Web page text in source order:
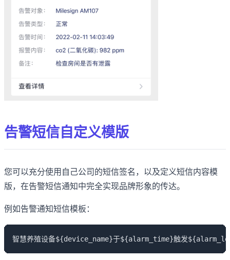
告警短信自定义模版
您可以充分使用自己公司的短信签名，以及定义短信内容模
版，在告警短信通知中完全实现品牌形象的传达。
例如告警通知短信模板：